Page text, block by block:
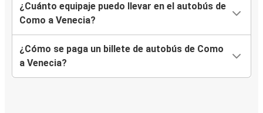
¿Cuánto equipaje puedo llevar en el autobús de
Como a Venecia?
¿Cómo se paga un billete de autobús de Como
a Venecia?